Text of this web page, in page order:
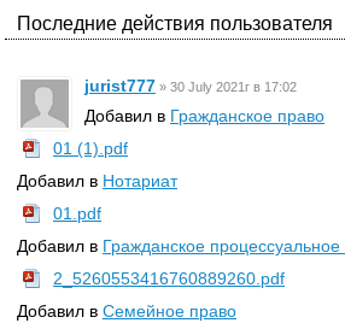
Последние действия пользователя
jurist777 » 30 July 2021г в 17:02
Добавил в Гражданское право
01 (1).pdf
Добавил в Нотариат
01.pdf
Добавил в Гражданское процессуальное
2_5260553416760889260.pdf
Добавил в Семейное право